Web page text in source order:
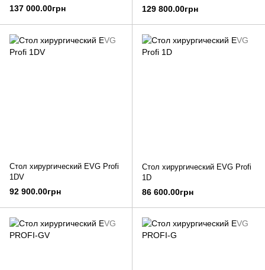
137 000.00грн 129 800.00грн
Стол хирургический EVG Profi
1DV
92 900.00грн
Стол хирургический EVG Profi
1D
86 600.00грн